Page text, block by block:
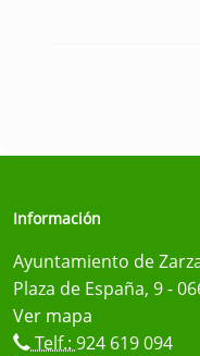
Información
Ayuntamiento de
Plaza de España, 9 -
Ver mapa
Telf.: 924 619 094